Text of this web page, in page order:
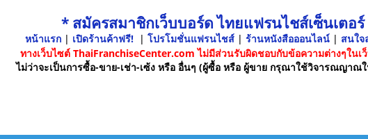
* สมัครสมาชิกเว็บบอร์ด ไทยแฟรนไชส์เซ็นเตอร์
หน้าแรก| เปิดร้านค้าฟรี! | โปรโมชั่นแฟรนไชส์ | ร้านหนังสือออนไลน์ | สนใ
ทางเว็บไซต์ ThaiFranchiseCenter.com ไม่มีส่วนรับผิดชอบกับข้อความต่างๆในเ
ไม่ว่าจะเป็นการซื้อ-ขาย-เช่า-เซ้ง หรือ อื่นๆ (ผู้ซื้อ หรือ ผู้ขาย กรุณาใช้วิจารณญาณ